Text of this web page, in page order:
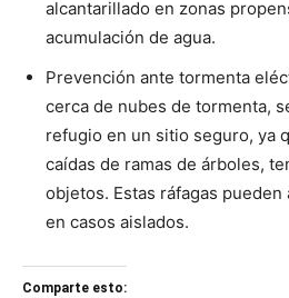
alcantarillado en zonas
acumulación de agua.
Prevención ante tormenta
cerca de nubes de tormenta,
refugio en un sitio seguro, ya
caídas de ramas de árboles,
objetos. Estas ráfagas pueden
en casos aislados.
Comparte esto: